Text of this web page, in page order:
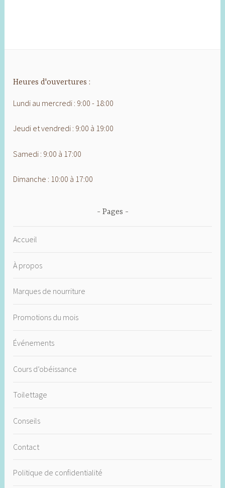
Heures d'ouvertures :
Lundi au mercredi : 9:00 - 18:00
Jeudi et vendredi : 9:00 à 19:00
Samedi : 9:00 à 17:00
Dimanche : 10:00 à 17:00
Pages
Accueil
À propos
Marques de nourriture
Promotions du mois
Événements
Cours d’obéissance
Toilettage
Conseils
Contact
Politique de confidentialité